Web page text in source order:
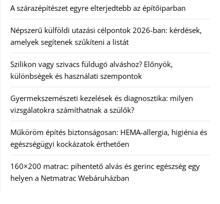
A szárazépítészet egyre elterjedtebb az építőiparban
Népszerű külföldi utazási célpontok 2026-ban: kérdések,
amelyek segítenek szűkíteni a listát
Szilikon vagy szivacs füldugó alváshoz? Előnyök,
különbségek és használati szempontok
Gyermekszemészeti kezelések és diagnosztika: milyen
vizsgálatokra számíthatnak a szülők?
Műköröm építés biztonságosan: HEMA-allergia, higiénia és
egészségügyi kockázatok érthetően
160×200 matrac: pihentető alvás és gerinc egészség egy
helyen a Netmatrac Webáruházban